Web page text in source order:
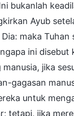
bukanlah
Ayub
maka Tuhan
ini disebut
jika
gagasan
untuk
tetapi, jika